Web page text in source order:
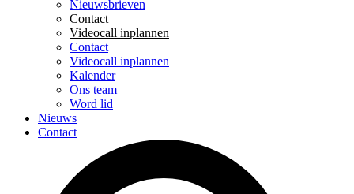
Nieuwsbrieven
Contact
Videocall inplannen
Contact
Videocall inplannen
Kalender
Ons team
Word lid
Nieuws
Contact